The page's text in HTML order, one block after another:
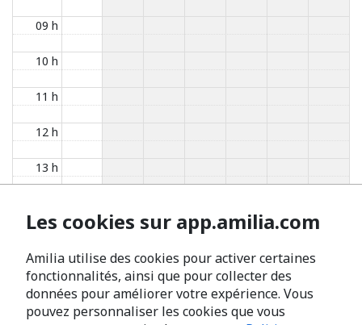
09 h
10 h
11 h
12 h
13 h
16 h
17 h
Les cookies sur app.amilia.com
Amilia utilise des cookies pour activer certaines
fonctionnalités, ainsi que pour collecter des
données pour améliorer votre expérience. Vous
pouvez personnaliser les cookies que vous